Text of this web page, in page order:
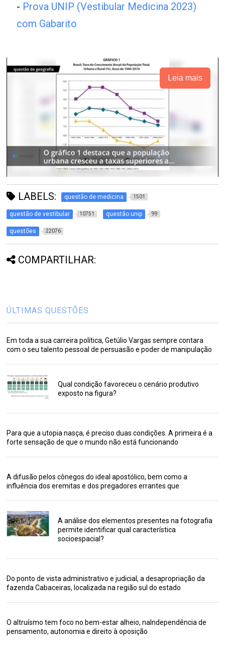
- Prova UNIP (Vestibular Medicina 2023)
com Gabarito
Leia mais
LABELS: questão de medicina 1501
questão de vestibular 10751 questão unip 99
questões 22076
COMPARTILHAR:
ÚLTIMAS QUESTÕES
Em toda a sua carreira política, Getúlio Vargas sempre contara
com o seu talento pessoal de persuasão e poder de manipulação
Qual condição favoreceu o cenário produtivo
exposto na figura?
Para que a utopia nasça, é preciso duas condições. A primeira é a
forte sensação de que o mundo não está funcionando
A difusão pelos cônegos do ideal apostólico, bem como a
influência dos eremitas e dos pregadores errantes que
A análise dos elementos presentes na fotografia
permite identificar qual característica
socioespacial?
Do ponto de vista administrativo e judicial, a desapropriação da
fazenda Cabaceiras, localizada na região sul do estado
O altruísmo tem foco no bem-estar alheio, naIndependência de
pensamento, autonomia e direito à oposição